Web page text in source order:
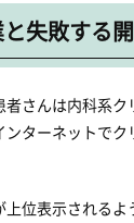
失敗する
さんは内科系
ターネットで
上位表示される